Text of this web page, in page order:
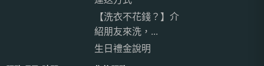
【洗衣不花錢？】介
紹朋友來洗，...
生日禮金說明